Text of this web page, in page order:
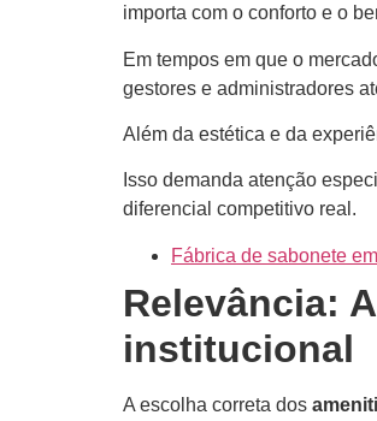
importa com o conforto e o
Em tempos em que o
gestores e administradores
Além da estética e da
Isso demanda atenção
diferencial competitivo real.
Fábrica de sabonete
Relevância:
institucional
A escolha correta dos